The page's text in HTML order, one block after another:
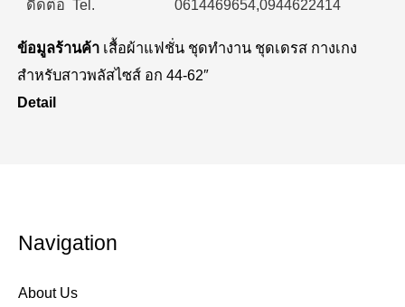
ดิดต่อ Tel.
0614469654,0944622414
ข้อมูลร้านค้า เสื้อผ้าแฟชั่น ชุดทำงาน ชุดเดรส กางเกง
สำหรับสาวพลัสไซส์ อก 44-62″
Detail
Navigation
About Us